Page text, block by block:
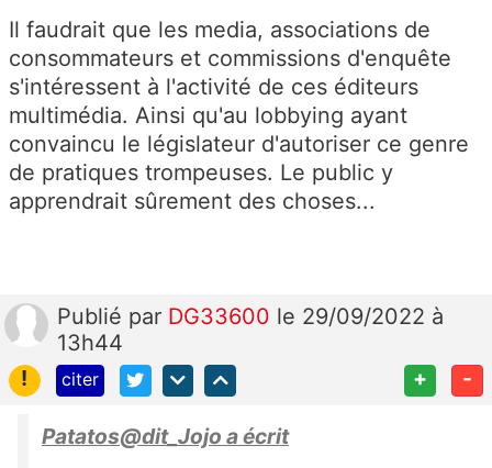
Il faudrait que les media, associations de
consommateurs et commissions d'enquête
s'intéressent à l'activité de ces éditeurs
multimédia. Ainsi qu'au lobbying ayant
convaincu le législateur d'autoriser ce genre
de pratiques trompeuses. Le public y
apprendrait sûrement des choses...
Publié par DG33600 le 29/09/2022 à
13h44
!
citer + -
Patatos@dit_Jojo a écrit